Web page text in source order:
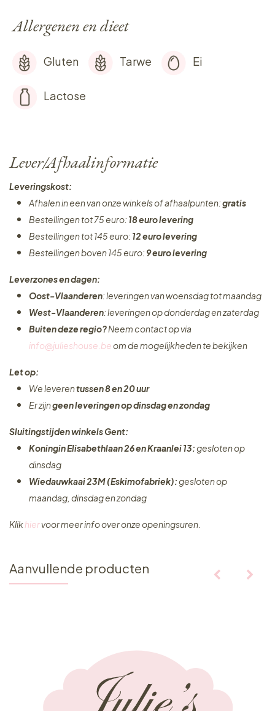
Allergenen en dieet
Gluten Tarwe Ei
Lactose
Lever/Afhaalinformatie
Leveringskost:
Afhalen in een van onze winkels of afhaalpunten:gratis
Bestellingen tot 75 euro: 18 euro levering
Bestellingen tot 145 euro: 12 euro levering
Bestellingen boven 145 euro: 9 euro levering
Leverzones en dagen:
Oost-Vlaanderen: leveringen van woensdag tot maandag
West-Vlaanderen: leveringen op donderdag en zaterdag
Buiten deze regio?Neem contact op via
info@julieshouse.beom de mogelijkheden te bekijken
Let op:
We leverentussen 8 en 20 uur
Er zijngeen leveringenop dinsdag en zondag
Sluitingstijden winkels Gent:
Koningin Elisabethlaan 26 en Kraanlei 13:gesloten op
dinsdag
Wiedauwkaai 23M (Eskimofabriek):gesloten op
maandag, dinsdag en zondag
Klikhiervoor meer info over onze openingsuren.
Aanvullende producten